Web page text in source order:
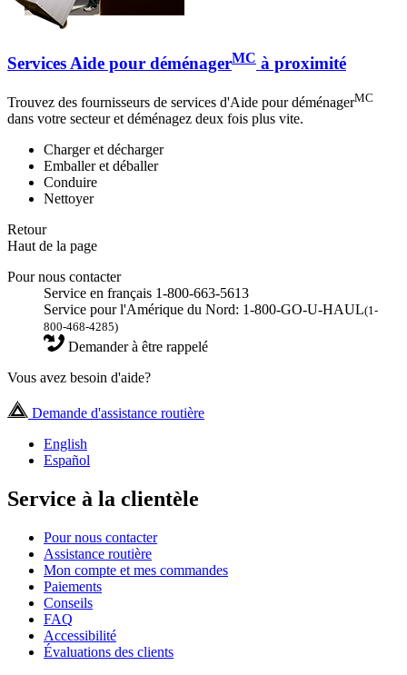
Services Aide pour déménagerMC à proximité
Trouvez des fournisseurs de services d'Aide pour déménagerMC
dans votre secteur et déménagez deux fois plus vite.
Charger et décharger
Emballer et déballer
Conduire
Nettoyer
Retour
Haut de la page
Pour nous contacter
Service en français 1-800-663-5613
Service pour l'Amérique du Nord: 1-800-GO-U-HAUL(1-
800-468-4285)
Demander à être rappelé
Vous avez besoin d'aide?
Demande d'assistance routière
English
Español
Service à la clientèle
Pour nous contacter
Assistance routière
Mon compte et mes commandes
Paiements
Conseils
FAQ
Accessibilité
Évaluations des clients